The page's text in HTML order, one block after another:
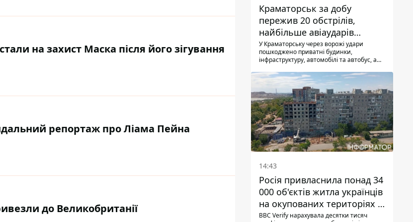
на захист Маска після його зігування
репортаж про Ліама Пейна
до Великобританії
Краматорськ за добу
пережив 20 обстрілів,
найбільше авіаударів
КАБ-250
У Краматорську через ворожі удари
пошкоджено приватні будинки,
інфраструктуру, автомобілі та автобус, а
одна людина і ще 15 отримали поранення
14:43
Росія привласнила понад 34
000 об'єктів житла українців
на окупованих територіях -
розслідування BBC
BBC Verify нарахувала десятки тисяч